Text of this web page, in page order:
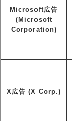
Microsoft広告
(Microsoft
Corporation)
X広告 (X Corp.)